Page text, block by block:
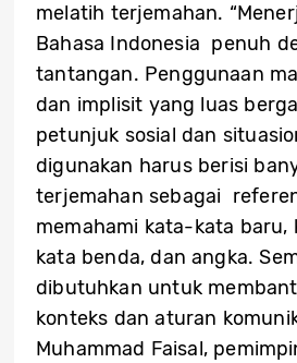
melatih terjemahan.
Bahasa Indonesia penuh
tantangan. Penggunaan
dan implisit yang luas
petunjuk sosial dan
digunakan harus berisi
terjemahan sebagai
memahami kata-kata baru,
kata benda, dan angka.
dibutuhkan untuk
konteks dan aturan
Muhammad Faisal,